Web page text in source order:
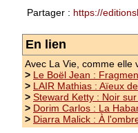
Partager : https://
En lien
Avec La Vie, comme elle
> Le Boël Jean :
> LAIR Mathias : Aïeux
> Steward Ketty : Noir
> Dorim Carlos : La
> Diarra Malick : À